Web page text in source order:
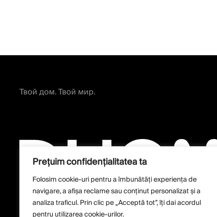
Prețuim confidențialitatea ta
Folosim cookie-uri pentru a îmbunătăți experiența de
navigare, a afișa reclame sau conținut personalizat și a
analiza traficul. Prin clic pe „Acceptă tot”, îți dai acordul
pentru utilizarea cookie-urilor.
Твой дом. Твой мир.